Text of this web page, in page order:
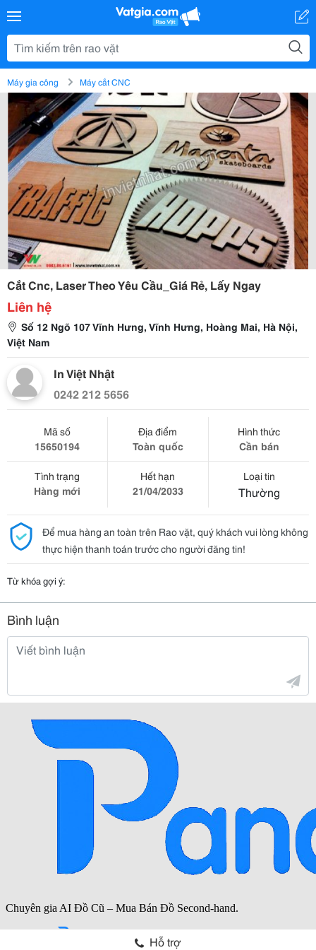
Máy gia công Máy cắt CNC
Cắt Cnc, Laser Theo Yêu Cầu_Giá Rẻ, Lấy Ngay
Liên hệ
Số 12 Ngõ 107 Vĩnh Hưng, Vĩnh Hưng, Hoàng Mai, Hà Nội,
Việt Nam
In Việt Nhật
0242 212 5656
Mã số
15650194
Địa điểm
Toàn quốc
Hình thức
Cần bán
Tình trạng
Hàng mới
Hết hạn
21/04/2033
Loại tin
Thường
Để mua hàng an toàn trên Rao vặt, quý khách vui lòng không
thực hiện thanh toán trước cho người đăng tin!
Từ khóa gợi ý:
Bình luận
Hỗ trợ